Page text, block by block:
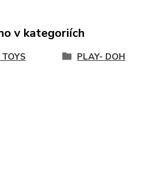
v kategoriích
PLAY- DOH